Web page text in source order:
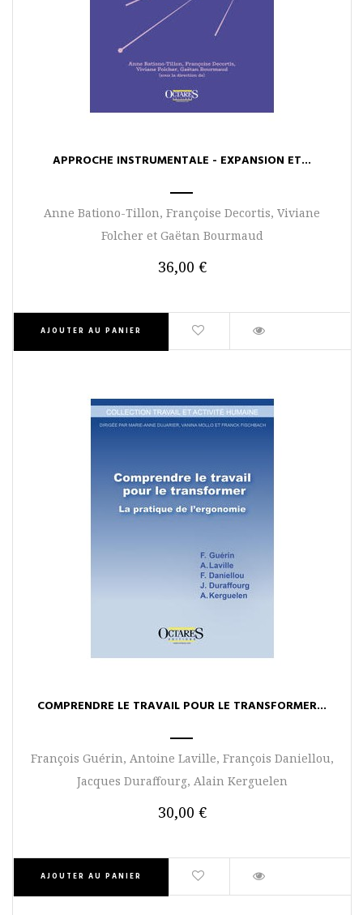
AJOUTER AU PANIER
APPROCHE INSTRUMENTALE - EXPANSION ET...
Anne Bationo-Tillon, Françoise Decortis, Viviane
Folcher et Gaëtan Bourmaud
36,00 €
AJOUTER AU PANIER
COMPRENDRE LE TRAVAIL POUR LE TRANSFORMER...
François Guérin, Antoine Laville, François Daniellou,
Jacques Duraffourg, Alain Kerguelen
30,00 €